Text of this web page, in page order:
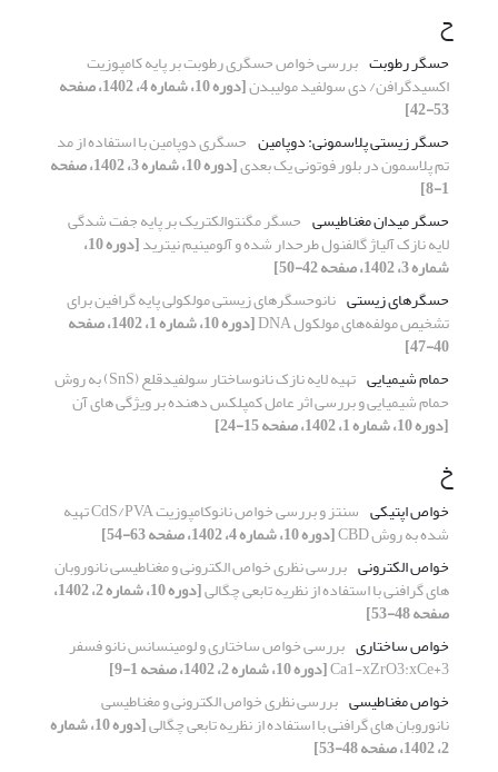
ح
حسگر رطوبت بررسی خواص حسگری رطوبت بر پایه کامپوزیت
اکسیدگرافن/ دی سولفید مولیبدن [دوره 10، شماره 4، 1402، صفحه
53-42]
حسگر زیستی پلاسمونی: دوپامین حسگری دوپامین با استفاده از مد
تم پلاسمون در بلور فوتونی یک بعدی [دوره 10، شماره 3، 1402، صفحه
1-8]
حسگر میدان مغناطیسی حسگر مگنتوالکتریک بر پایه جفت شدگی
لایه نازک آلیاژ گالفنول طرحدار شده و آلومینیم نیترید [دوره 10،
شماره 3، 1402، صفحه 42-50]
حسگرهای زیستی نانوحسگرهای زیستی مولکولی پایه گرافین برای
تشخیص مولفه‌های مولکول DNA [دوره 10، شماره 1، 1402، صفحه
40-47]
حمام شیمیایی
تهیه لایه نازک نانوساختار سولفیدقلع (SnS) به روش
حمام شیمیایی و بررسی اثر عامل کمپلکس دهنده بر ویژگی های آن
[دوره 10، شماره 1، 1402، صفحه 15-24]
خ
خواص اپتیکی سنتز و بررسی خواص نانوکامپوزیت CdS/PVA تهیه
شده به روش CBD
[دوره 10، شماره 4، 1402، صفحه 63-54]
خواص الکترونی بررسی نظری خواص الکترونی و مغناطیسی نانوروبان
های گرافنی با استفاده از نظریه تابعی چگالی [دوره 10، شماره 2، 1402،
صفحه 48-53]
خواص ساختاری بررسی خواص ساختاری و لومینسانس نانو فسفر
Ca1-xZrO3:xCe+3[دوره 10، شماره 2، 1402، صفحه 1-9]
خواص مغناطیسی بررسی نظری خواص الکترونی و مغناطیسی
نانوروبان های گرافنی با استفاده از نظریه تابعی چگالی [دوره 10، شماره
2، 1402، صفحه 48-53]